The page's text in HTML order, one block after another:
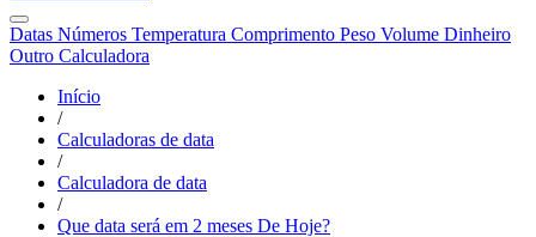
Datas Números Temperatura Comprimento Peso Volume Dinheiro
Outro Calculadora
Início
/
Calculadoras de data
/
Calculadora de data
/
Que data será em 2 meses De Hoje?